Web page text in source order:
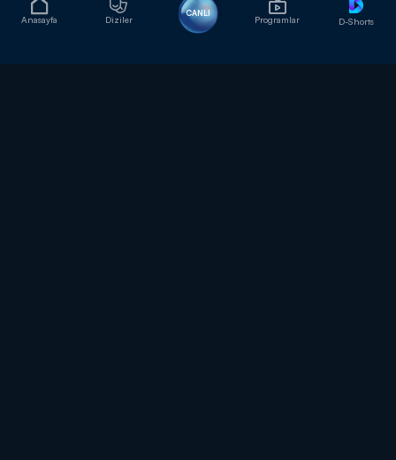
Anasayfa Diziler
CANLI
Programlar D-Shorts